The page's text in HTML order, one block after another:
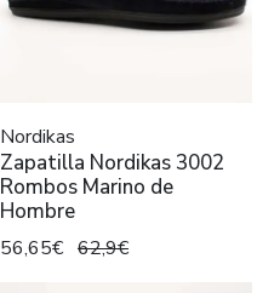
Nordikas
Zapatilla Nordikas 3002
Rombos Marino de
Hombre
56,65€ 62,9€